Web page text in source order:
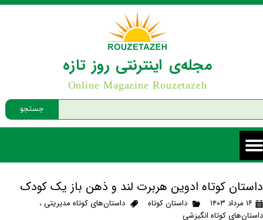
جستجو
مجله‌ی اینترنتی روز تازه
Online Magazine Rouzetazeh
داستان کوتاه ادوین هربرت لند و ذهن باز یک کودک
۱۶ مرداد ۱۴۰۳ داستان کوتاه داستان‌های کوتاه مدیریتی،
داستان‌های کوتاه انگیزشی